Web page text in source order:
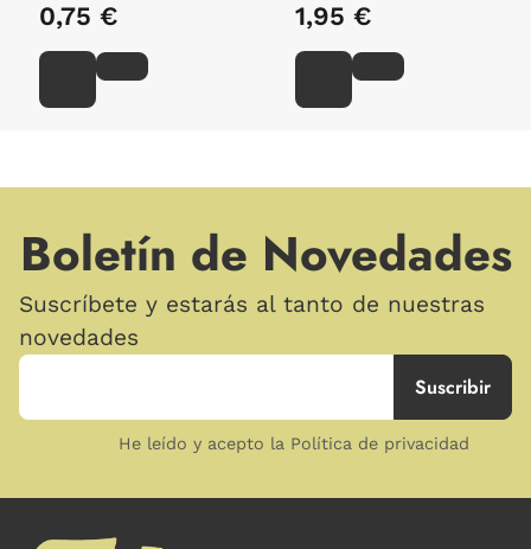
0,75 € 1,95 €
Boletín de Novedades
Suscríbete y estarás al tanto de nuestras
novedades
He leído y acepto la Política de privacidad